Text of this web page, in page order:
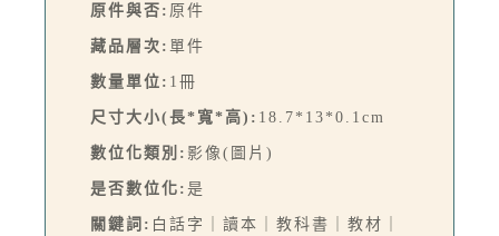
原件與否: 原件
藏品層次: 單件
數量單位: 1冊
尺寸大小(長*寬*高): 18.7*13*0.1cm
數位化類別: 影像(圖片)
是否數位化: 是
關鍵詞: 白話字｜讀本｜教科書｜教材｜